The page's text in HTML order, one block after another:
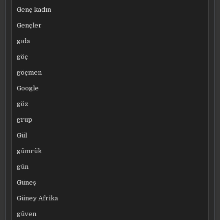
Genç kadın
Gençler
gıda
göç
göçmen
Google
göz
grup
Gül
gümrük
gün
Güneş
Güney Afrika
güven